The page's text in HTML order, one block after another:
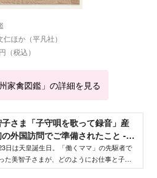
ほか（平凡社）
（税込）
家禽図鑑」の詳細を見る
さま「子守唄を歌って録音」産
外国訪問でご準備されたこと -
め.net
日は天皇誕生日。「働くママ」の先駆者で
た美智子さまが、どのようにお仕事と子育